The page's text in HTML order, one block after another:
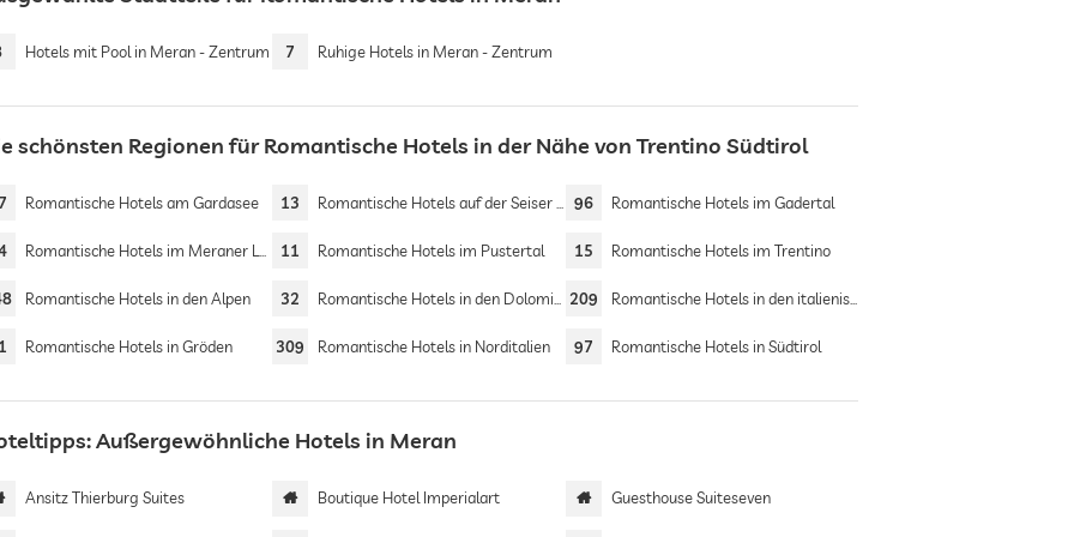
Hotels mit Pool in Meran - Zentrum 7 Ruhige Hotels in Meran - Zentrum
schönsten Regionen für Romantische Hotels in der Nähe von Trentino Südtirol
Romantische Hotels am Gardasee 13 Romantische Hotels auf der Seiser Alm 96 Romantische Hotels im Gadertal
Romantische Hotels im Meraner Land 11 Romantische Hotels im Pustertal 15 Romantische Hotels im Trentino
Romantische Hotels in den Alpen 32 Romantische Hotels in den Dolomiten 209 Romantische Hotels in den italienischen Alpen
Romantische Hotels in Gröden 309 Romantische Hotels in Norditalien 97 Romantische Hotels in Südtirol
Außergewöhnliche Hotels in Meran
Ansitz Thierburg Suites Boutique Hotel Imperialart Guesthouse Suiteseven